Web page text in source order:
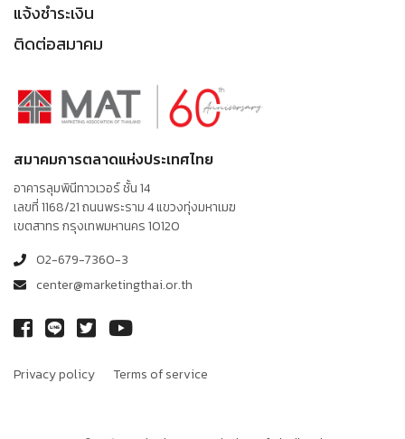
แจ้งชำระเงิน
ติดต่อสมาคม
สมาคมการตลาดแห่งประเทศไทย
อาคารลุมพินีทาวเวอร์ ชั้น 14
เลขที่ 1168/21 ถนนพระราม 4 แขวงทุ่งมหาเมฆ
เขตสาทร กรุงเทพมหานคร 10120
02-679-7360-3
center@marketingthai.or.th
Privacy policy Terms of service